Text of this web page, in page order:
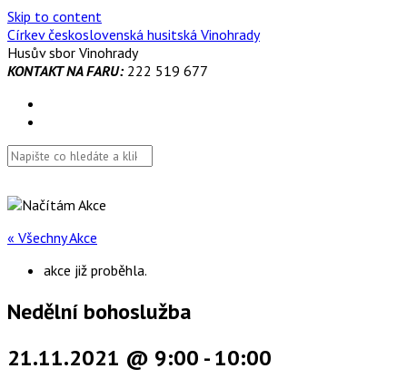
Skip to content
Církev československá husitská Vinohrady
Husův sbor Vinohrady
KONTAKT NA FARU:222 519 677
« Všechny Akce
akce již proběhla.
Nedělní bohoslužba
21.11.2021 @ 9:00 -10:00